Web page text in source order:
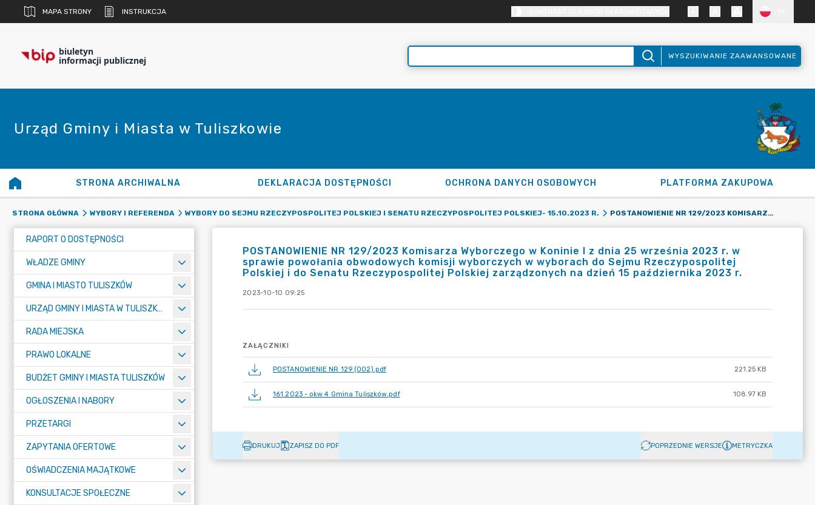
MAPA STRONY INSTRUKCJA
biuletyn
informacji publicznej WYSZUKIWANIE ZAAWANSOWANE
Urząd Gminy i Miasta w Tuliszkowie
STRONA ARCHIWALNA DEKLARACJA DOSTĘPNOŚCI OCHRONA DANYCH OSOBOWYCH PLATFORMA ZAKUPOWA
STRONA GŁÓWNA WYBORY I REFERENDA WYBORY DO SEJMU RZECZYPOSPOLITEJ POLSKIEJ I SENATU RZECZYPOSPOLITEJ POLSKIEJ- 15.10.2023 R. POSTANOWIENIE NR 129/2023 KOMISARZA WYBORCZEGO W KONINIE I Z DNIA 25 WRZEŚNIA 2023 R. W SPRAWIE POWOŁANIA OBWODOWYCH KOMISJI WYBORCZYCH W WYBORACH DO SEJMU RZECZYPOSPOLITEJ POLSKIEJ I DO SENATU RZECZYPOSPOLITEJ POLSKIEJ ZARZĄDZONYCH NA DZIEŃ 15 PAŹDZIERNIKA 2023 R.
RAPORT O DOSTĘPNOŚCI
WŁADZE GMINY
GMINA I MIASTO TULISZKÓW
URZĄD GMINY I MIASTA W TULISZKOWIE
RADA MIEJSKA
PRAWO LOKALNE
BUDŻET GMINY I MIASTA TULISZKÓW
OGŁOSZENIA I NABORY
PRZETARGI
ZAPYTANIA OFERTOWE
OŚWIADCZENIA MAJĄTKOWE
KONSULTACJE SPOŁECZNE
POSTANOWIENIE NR 129/2023 Komisarza Wyborczego w Koninie I z dnia 25 września 2023 r. w
sprawie powołania obwodowych komisji wyborczych w wyborach do Sejmu Rzeczypospolitej
Polskiej i do Senatu Rzeczypospolitej Polskiej zarządzonych na dzień 15 października 2023 r.
2023-10-10 09:25
ZAŁĄCZNIKI
POSTANOWIENIE NR 129 (002).pdf 221.25 KB
161.2023 - okw 4 Gmina Tuliszków.pdf 108.97 KB
DRUKUJ ZAPISZ DO PDF POPRZEDNIE WERSJE METRYCZKA